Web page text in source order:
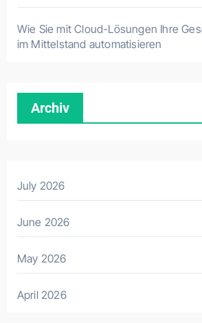
Wie Sie mit Cloud-Lösungen Ihre
im Mittelstand automatisieren
Archiv
July 2026
June 2026
May 2026
April 2026